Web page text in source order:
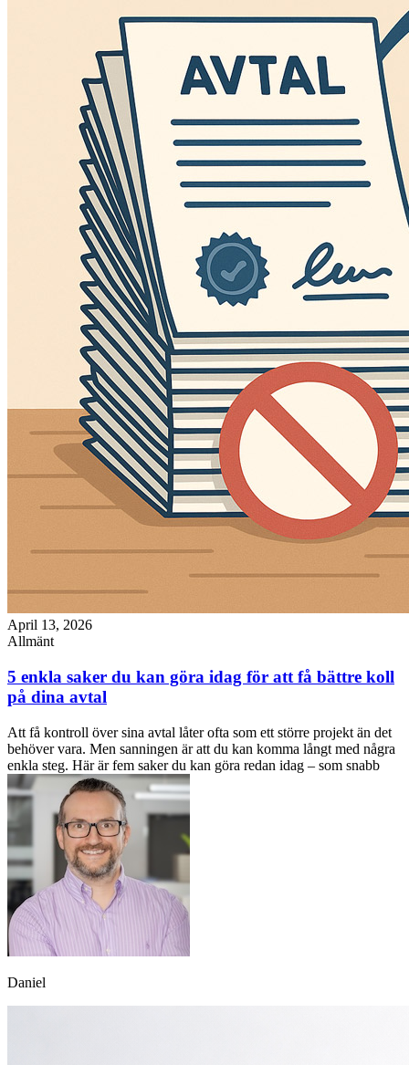
April 13, 2026
Allmänt
5 enkla saker du kan göra idag för att få bättre koll
på dina avtal
Att få kontroll över sina avtal låter ofta som ett större projekt än det
behöver vara. Men sanningen är att du kan komma långt med några
enkla steg. Här är fem saker du kan göra redan idag – som snabb
Daniel